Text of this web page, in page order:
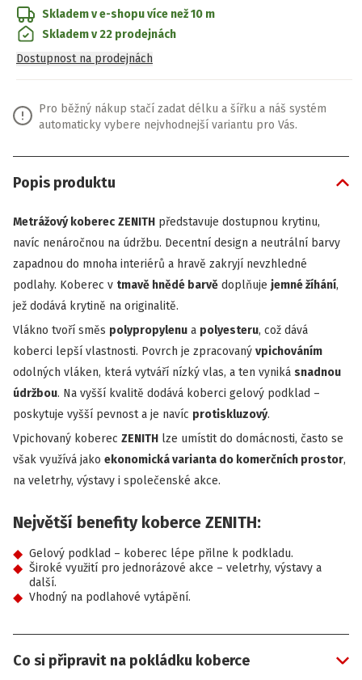
Skladem v e-shopuvíce než 10 m
Skladem v 22 prodejnách
Dostupnost na prodejnách
Pro běžný nákup stačí zadat délku a šířku a náš systém
automaticky vybere nejvhodnejší variantu pro Vás.
Popis produktu
Metrážový koberec ZENITH představuje dostupnou krytinu,
navíc nenáročnou na údržbu. Decentní design a neutrální barvy
zapadnou do mnoha interiérů a hravě zakryjí nevzhledné
podlahy. Koberec v tmavě hnědé barvě doplňuje jemné žíhání,
jež dodává krytině na originalitě.
Vlákno tvoří směs polypropylenu a polyesteru, což dává
koberci lepší vlastnosti. Povrch je zpracovaný vpichováním
odolných vláken, která vytváří nízký vlas, a ten vyniká snadnou
údržbou. Na vyšší kvalitě dodává koberci gelový podklad –
poskytuje vyšší pevnost a je navíc protiskluzový.
Vpichovaný koberec ZENITH lze umístit do domácnosti, často se
však využívá jako ekonomická varianta do komerčních prostor,
na veletrhy, výstavy i společenské akce.
Největší benefity koberce ZENITH:
Gelový podklad – koberec lépe přilne k podkladu.
Široké využití pro jednorázové akce – veletrhy, výstavy a
další.
Vhodný na podlahové vytápění.
Co si připravit na pokládku koberce